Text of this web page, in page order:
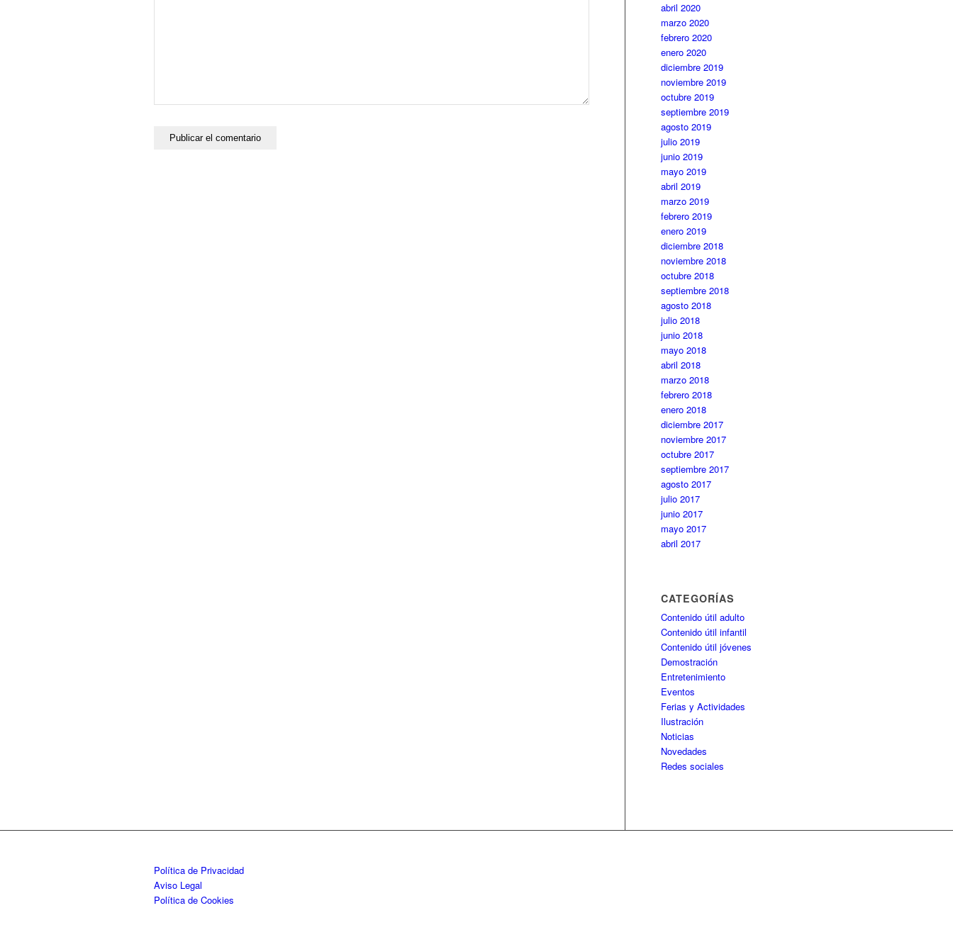
abril 2020
marzo 2020
febrero 2020
enero 2020
diciembre 2019
noviembre 2019
octubre 2019
septiembre 2019
agosto 2019
julio 2019
junio 2019
mayo 2019
abril 2019
marzo 2019
febrero 2019
enero 2019
diciembre 2018
noviembre 2018
octubre 2018
septiembre 2018
agosto 2018
julio 2018
junio 2018
mayo 2018
abril 2018
marzo 2018
febrero 2018
enero 2018
diciembre 2017
noviembre 2017
octubre 2017
septiembre 2017
agosto 2017
julio 2017
junio 2017
mayo 2017
abril 2017
CATEGORÍAS
Contenido útil adulto
Contenido útil infantil
Contenido útil jóvenes
Demostración
Entretenimiento
Eventos
Ferias y Actividades
Ilustración
Noticias
Novedades
Redes sociales
Política de Privacidad
Aviso Legal
Política de Cookies